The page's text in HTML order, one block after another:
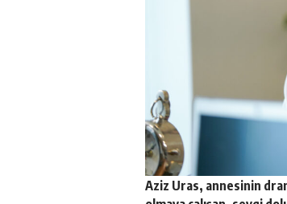
Aziz Uras, annesinin